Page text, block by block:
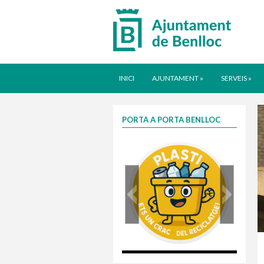
INICI AJUNTAMENT » SERVEIS »
PORTA A PORTA BENLLOC